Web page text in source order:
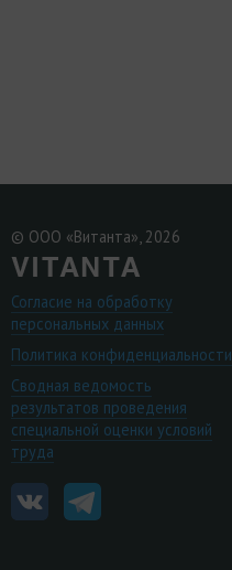
© ООО «Витанта», 2026
Согласие на обработку
персональных данных
Политика конфиденциальности
Сводная ведомость
результатов проведения
специальной оценки условий
труда